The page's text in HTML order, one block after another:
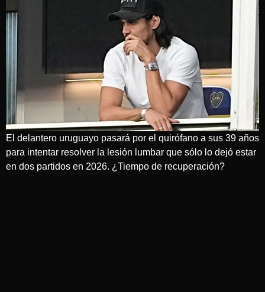
El delantero uruguayo pasará por el quirófano a sus 39 años
para intentar resolver la lesión lumbar que sólo lo dejó estar
en dos partidos en 2026. ¿Tiempo de recuperación?